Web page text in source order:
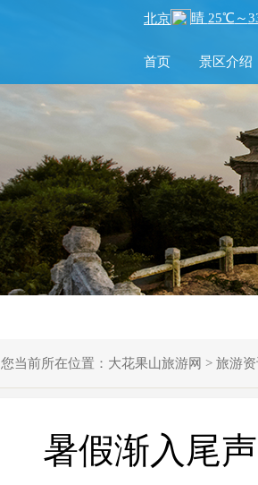
首页 景区介绍
您当前所在位置： 大花果山旅游网 > 旅游
暑假渐入尾